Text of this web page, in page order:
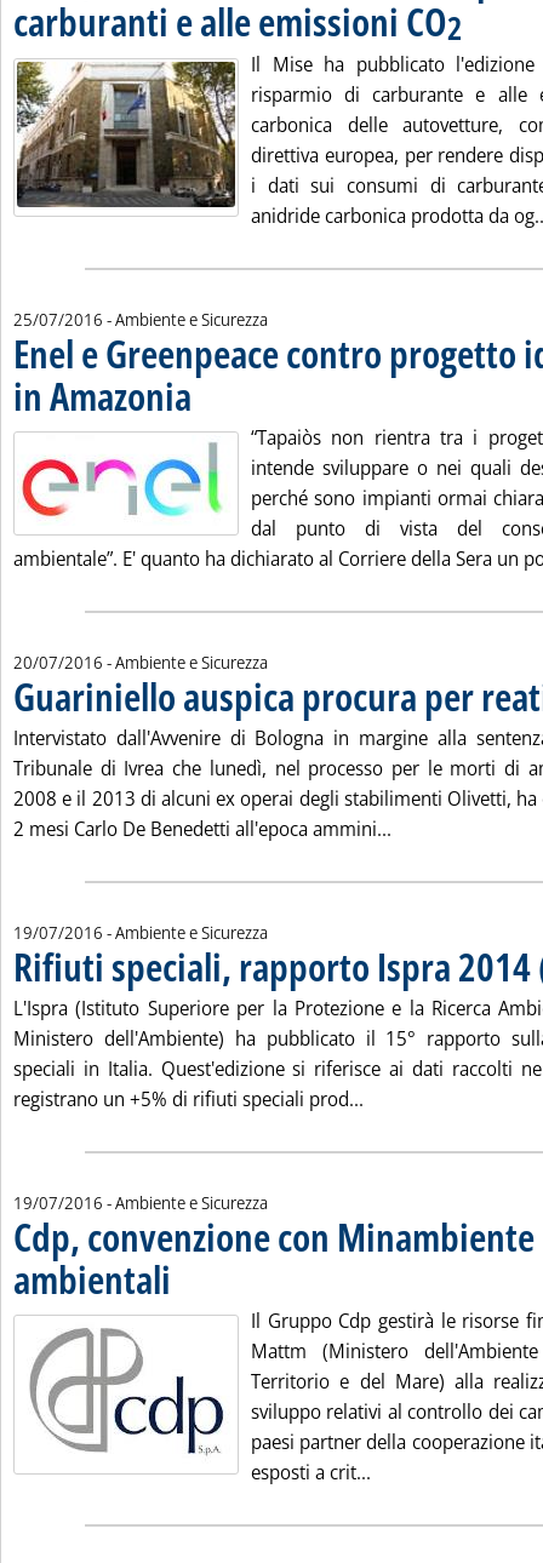
carburanti e alle emissioni CO2 .
Il Mise ha pubblicato
risparmio di carburante e alle
carbonica delle autovetture,
direttiva europea, per rendere
i dati sui consumi di
anidride carbonica prodotta da
25/07/2016 - Ambiente e Sicurezza
Enel e Greenpeace contro progetto
in Amazonia . Pubblicata lunedì 25 luglio 2016 alle 14.39.
“Tapaiòs non rientra tra i
intende sviluppare o nei quali
perché sono impianti ormai
dal punto di vista del
ambientale”. E' quanto ha dichiarato al Corriere della Sera un
20/07/2016 - Ambiente e Sicurezza
Guariniello auspica procura per
Intervistato dall'Avvenire di Bologna in margine alla
Tribunale di Ivrea che lunedì, nel processo per le morti di
2008 e il 2013 di alcuni ex operai degli stabilimenti Olivetti,
2 mesi Carlo De Benedetti all'epoca ammini...
19/07/2016 - Ambiente e Sicurezza
Rifiuti speciali, rapporto Ispra 2014
. Pubblicata martedì 19 luglio 2016 alle 15.18.
L'Ispra (Istituto Superiore per la Protezione e la Ricerca
Ministero dell'Ambiente) ha pubblicato il 15° rapporto
speciali in Italia. Quest'edizione si riferisce ai dati raccolti
registrano un +5% di rifiuti speciali prod...
19/07/2016 - Ambiente e Sicurezza
Cdp, convenzione con
ambientali
Il Gruppo Cdp gestirà le risorse
Mattm (Ministero
Territorio e del Mare) alla
sviluppo relativi al controllo dei
paesi partner della cooperazione
esposti a crit...